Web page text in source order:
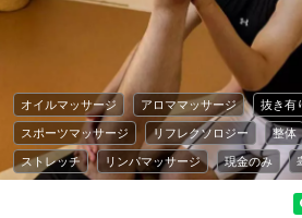
オイルマッサージ アロママッサージ 抜き有
スポーツマッサージ
リフレクソロジー 整体
ストレッチ
リンパマッサージ 現金のみ